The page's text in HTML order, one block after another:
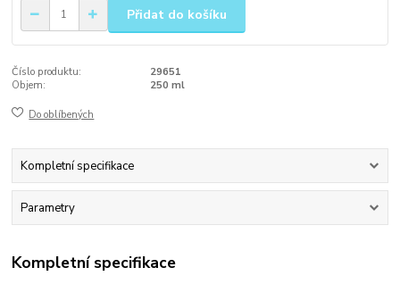
Přidat do košíku
Číslo produktu:
29651
Objem:
250 ml
Do oblíbených
Kompletní specifikace
Parametry
Kompletní specifikace